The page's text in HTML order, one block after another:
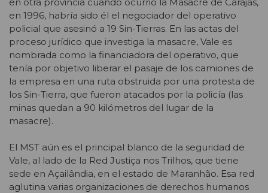
en 1996, habría sido él el negociador del operativo
policial que asesinó a 19 Sin-Tierras. En las actas del
proceso jurídico que investiga la masacre, Vale es
nombrada como la financiadora del operativo, que
tenía por objetivo liberar el pasaje de los camiones de
la empresa en una ruta obstruida por una protesta de
los Sin-Tierra, que fueron atacados por la policía (las
minas quedan a 90 kilómetros del lugar de la
masacre).
El MST aún es el principal blanco de la seguridad de
Vale, al lado de la Red Justiça nos Trilhos, que tiene
sede en Açailândia, en el estado de Maranhão. Esa red
aglutina varias organizaciones de derechos humanos